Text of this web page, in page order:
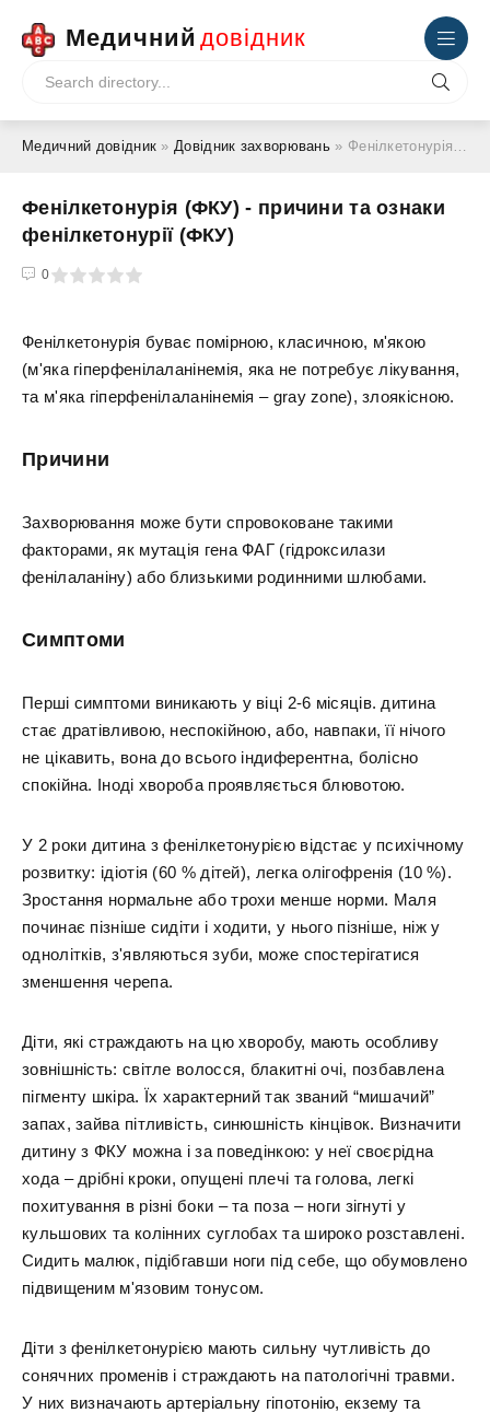
Медичний довідник
Медичний довідник »Довідник захворювань » Фенілкетонурія (ФКУ) - причини та ознаки фенілкетонурії (ФКУ)
Фенілкетонурія (ФКУ) - причини та ознаки
фенілкетонурії (ФКУ)
0
5
Фенілкетонурія буває помірною, класичною, м'якою
(м'яка гіперфенілаланінемія, яка не потребує лікування,
та м'яка гіперфенілаланінемія – gray zone), злоякісною.
Причини
Захворювання може бути спровоковане такими
факторами, як мутація гена ФАГ (гідроксилази
фенілаланіну) або близькими родинними шлюбами.
Симптоми
Перші симптоми виникають у віці 2-6 місяців. дитина
стає дратівливою, неспокійною, або, навпаки, її нічого
не цікавить, вона до всього індиферентна, болісно
спокійна. Іноді хвороба проявляється блювотою.
У 2 роки дитина з фенілкетонурією відстає у психічному
розвитку: ідіотія (60 % дітей), легка олігофренія (10 %).
Зростання нормальне або трохи менше норми. Маля
починає пізніше сидіти і ходити, у нього пізніше, ніж у
однолітків, з'являються зуби, може спостерігатися
зменшення черепа.
Діти, які страждають на цю хворобу, мають особливу
зовнішність: світле волосся, блакитні очі, позбавлена
пігменту шкіра. Їх характерний так званий “мишачий”
запах, зайва пітливість, синюшність кінцівок. Визначити
дитину з ФКУ можна і за поведінкою: у неї своєрідна
хода – дрібні кроки, опущені плечі та голова, легкі
похитування в різні боки – та поза – ноги зігнуті у
кульшових та колінних суглобах та широко розставлені.
Сидить малюк, підібгавши ноги під себе, що обумовлено
підвищеним м'язовим тонусом.
Діти з фенілкетонурією мають сильну чутливість до
сонячних променів і страждають на патологічні травми.
У них визначають артеріальну гіпотонію, екзему та